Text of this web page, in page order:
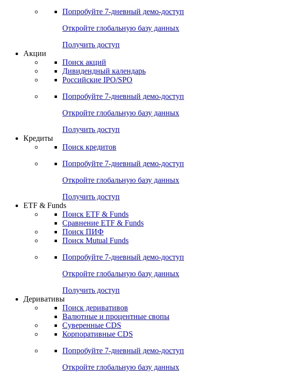
Попробуйте 7-дневный демо-доступ
Откройте глобальную базу данных
Получить доступ
Акции
Поиск акций
Дивидендный календарь
Российские IPO/SPO
Попробуйте 7-дневный демо-доступ
Откройте глобальную базу данных
Получить доступ
Кредиты
Поиск кредитов
Попробуйте 7-дневный демо-доступ
Откройте глобальную базу данных
Получить доступ
ETF & Funds
Поиск ETF & Funds
Сравнение ETF & Funds
Поиск ПИФ
Поиск Mutual Funds
Попробуйте 7-дневный демо-доступ
Откройте глобальную базу данных
Получить доступ
Деривативы
Поиск деривативов
Валютные и процентные свопы
Суверенные CDS
Корпоративные CDS
Попробуйте 7-дневный демо-доступ
Откройте глобальную базу данных